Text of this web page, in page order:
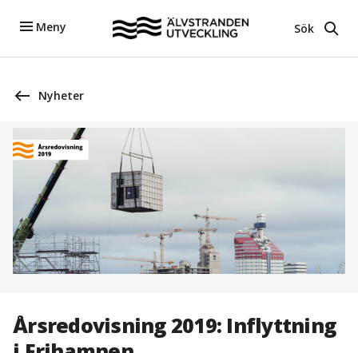
Meny Sök
Nyheter
Årsredovisning 2019: Inflyttning